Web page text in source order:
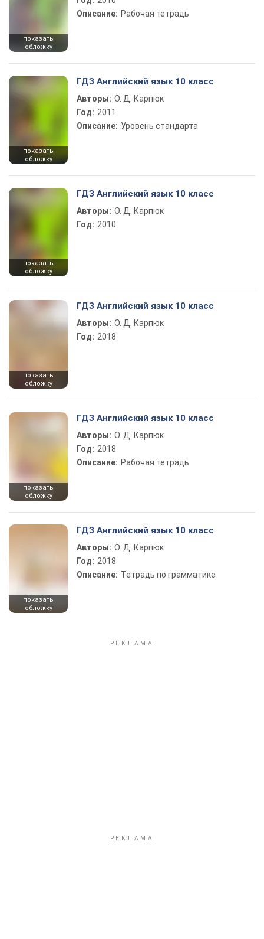
показать
обложку
Описание: Рабочая тетрадь
показать
обложку
ГДЗ Английский язык 10 класс
Авторы: О. Д. Карпюк
Год: 2011
Описание: Уровень стандарта
показать
обложку
ГДЗ Английский язык 10 класс
Авторы: О. Д. Карпюк
Год: 2010
показать
обложку
ГДЗ Английский язык 10 класс
Авторы: О. Д. Карпюк
Год: 2018
показать
обложку
ГДЗ Английский язык 10 класс
Авторы: О. Д. Карпюк
Год: 2018
Описание: Рабочая тетрадь
показать
обложку
ГДЗ Английский язык 10 класс
Авторы: О. Д. Карпюк
Год: 2018
Описание: Тетрадь по грамматике